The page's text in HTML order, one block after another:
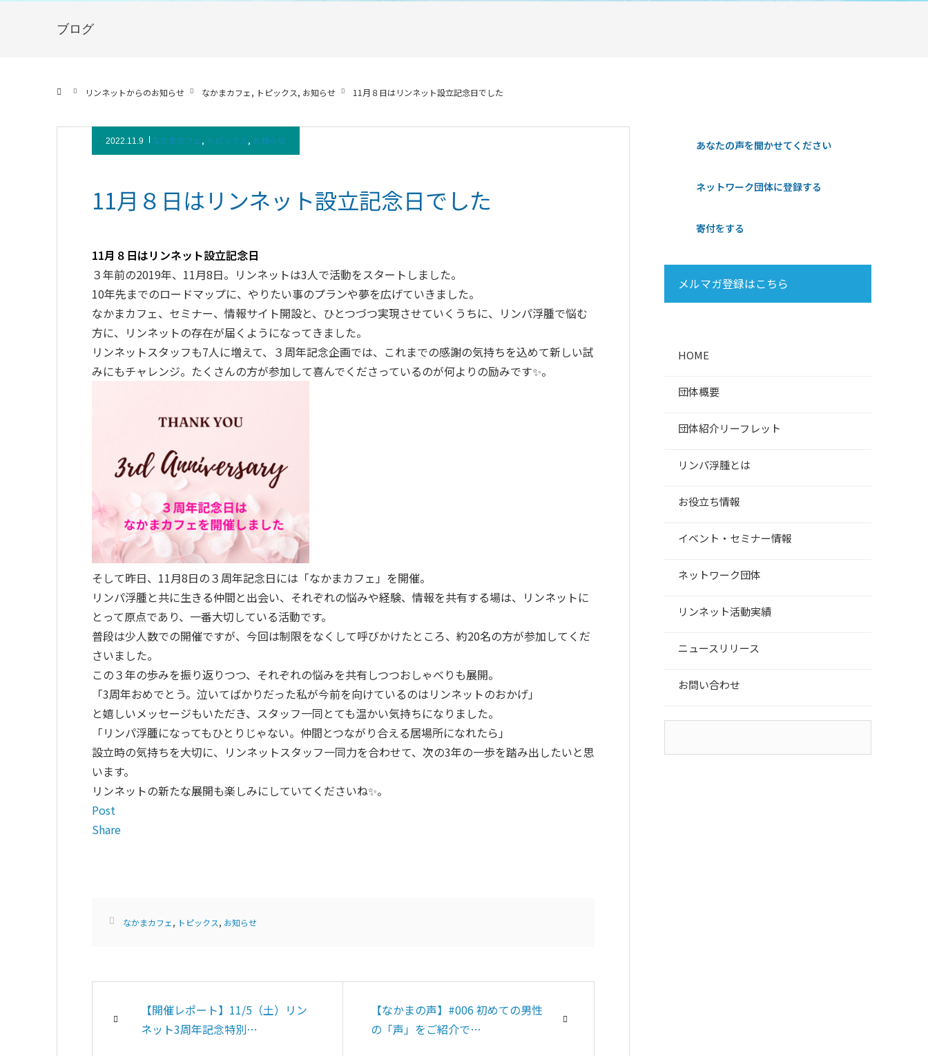
ブログ
リンネットからのお知らせ なかまカフェ トピックス お知らせ 11月８日はリンネット設立記念日でした
2022.11.9 なかまカフェ , トピックス , お知らせ
11月８日はリンネット設立記念日でした
11月８日はリンネット設立記念日
３年前の2019年、11月8日。リンネットは3人で活動をスタートしました。
10年先までのロードマップに、やりたい事のプランや夢を広げていきました。
なかまカフェ、セミナー、情報サイト開設と、ひとつづつ実現させていくうちに、リンパ浮腫で悩む
方に、リンネットの存在が届くようになってきました。
リンネットスタッフも7人に増えて、３周年記念企画では、これまでの感謝の気持ちを込めて新しい試
みにもチャレンジ。たくさんの方が参加して喜んでくださっているのが何よりの励みです✨。
そして昨日、11月8日の３周年記念日には「なかまカフェ」を開催。
リンパ浮腫と共に生きる仲間と出会い、それぞれの悩みや経験、情報を共有する場は、リンネットに
とって原点であり、一番大切している活動です。
普段は少人数での開催ですが、今回は制限をなくして呼びかけたところ、約20名の方が参加してくだ
さいました。
この３年の歩みを振り返りつつ、それぞれの悩みを共有しつつおしゃべりも展開。
「3周年おめでとう。泣いてばかりだった私が今前を向けているのはリンネットのおかげ」
と嬉しいメッセージもいただき、スタッフ一同とても温かい気持ちになりました。
「リンパ浮腫になってもひとりじゃない。仲間とつながり合える居場所になれたら」
設立時の気持ちを大切に、リンネットスタッフ一同力を合わせて、次の3年の一歩を踏み出したいと思
います。
リンネットの新たな展開も楽しみにしていてくださいね✨。
Post
Share
なかまカフェ, トピックス, お知らせ
【開催レポート】11/5（土）リン
ネット3周年記念特別…
【なかまの声】#006 初めての男性
の「声」をご紹介で…
あなたの声を聞かせてください
ネットワーク団体に登録する
寄付をする
メルマガ登録はこちら
HOME
団体概要
団体紹介リーフレット
リンパ浮腫とは
お役立ち情報
イベント・セミナー情報
ネットワーク団体
リンネット活動実績
ニュースリリース
お問い合わせ